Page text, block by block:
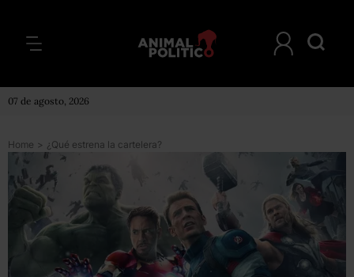
07 de agosto, 2026
Home > ¿Qué estrena la cartelera?